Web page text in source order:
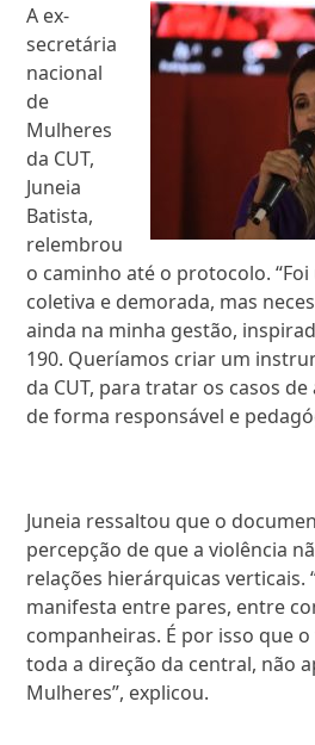
A ex-
secretária
nacional
de
Mulheres
da CUT,
Juneia
Batista,
relembrou
o caminho até o protocolo.
coletiva e demorada, mas
ainda na minha gestão,
190. Queríamos criar um
da CUT, para tratar os casos
de forma responsável e
Juneia ressaltou que o
percepção de que a violência
relações hierárquicas verticais.
manifesta entre pares, entre
companheiras. É por isso que
toda a direção da central, não
Mulheres”, explicou.